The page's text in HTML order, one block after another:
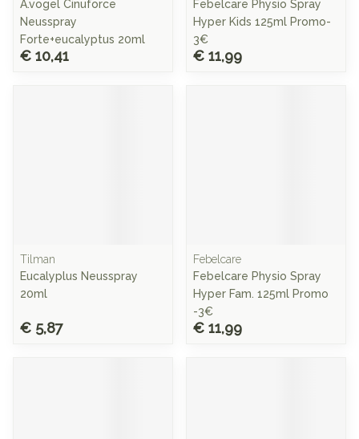
A.vogel Cinuforce
Neusspray
Forte+eucalyptus 20ml
€ 10,41
Febelcare Physio Spray
Hyper Kids 125ml Promo-
3€
€ 11,99
Tilman
Eucalyplus Neusspray
20ml
€ 5,87
Febelcare
Febelcare Physio Spray
Hyper Fam. 125ml Promo
-3€
€ 11,99